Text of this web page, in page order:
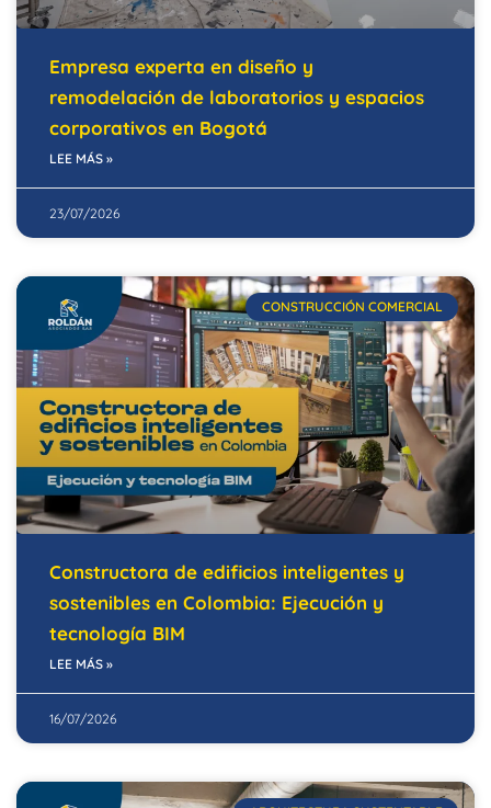
Empresa experta en diseño y
remodelación de laboratorios y espacios
corporativos en Bogotá
LEE MÁS »
23/07/2026
CONSTRUCCIÓN COMERCIAL
Constructora de edificios inteligentes y
sostenibles en Colombia: Ejecución y
tecnología BIM
LEE MÁS »
16/07/2026